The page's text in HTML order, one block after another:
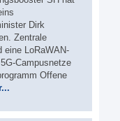
Dirk
Zentrale
eine LoRaWAN-
Campusnetze
Offene